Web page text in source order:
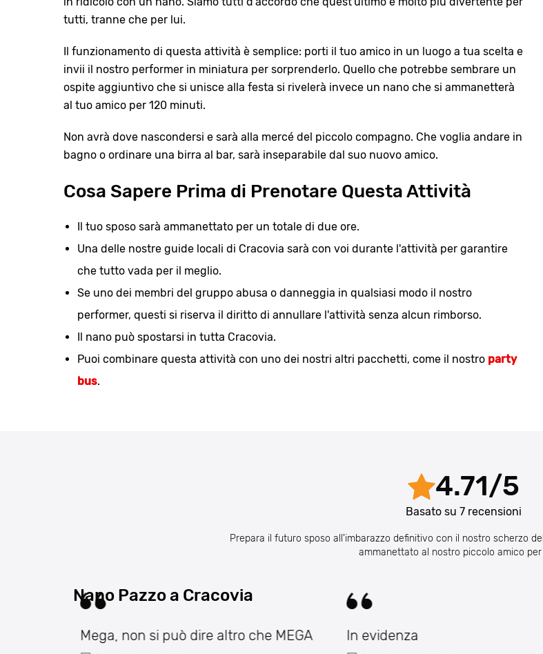
tutti, tranne che per lui.
Il funzionamento di questa attività è semplice: porti il tuo amico in un luogo a tua scelta e
invii il nostro performer in miniatura per sorprenderlo. Quello che potrebbe sembrare un
ospite aggiuntivo che si unisce alla festa si rivelerà invece un nano che si ammanetterà
al tuo amico per 120 minuti.
Non avrà dove nascondersi e sarà alla mercé del piccolo compagno. Che voglia andare in
bagno o ordinare una birra al bar, sarà inseparabile dal suo nuovo amico.
Cosa Sapere Prima di Prenotare Questa Attività
Il tuo sposo sarà ammanettato per un totale di due ore.
Una delle nostre guide locali di Cracovia sarà con voi durante l'attività per garantire
che tutto vada per il meglio.
Se uno dei membri del gruppo abusa o danneggia in qualsiasi modo il nostro
performer, questi si riserva il diritto di annullare l'attività senza alcun rimborso.
Il nano può spostarsi in tutta Cracovia.
Puoi combinare questa attività con uno dei nostri altri pacchetti, come il nostro party
bus.
4.71/5
Basato su 7 recensioni
Prepara il futuro sposo all'imbarazzo definitivo con il nostro scherzo
ammanettato al nostro piccolo amico per
Nano Pazzo a Cracovia
Mega, non si può dire altro che MEGA In evidenza